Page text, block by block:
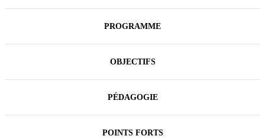
PROGRAMME
OBJECTIFS
PÉDAGOGIE
POINTS FORTS